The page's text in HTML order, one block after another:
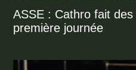
ASSE : Cathro fait
première journée